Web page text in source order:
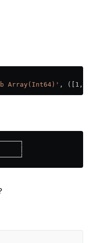
Array(Int64)' , ([1,
│